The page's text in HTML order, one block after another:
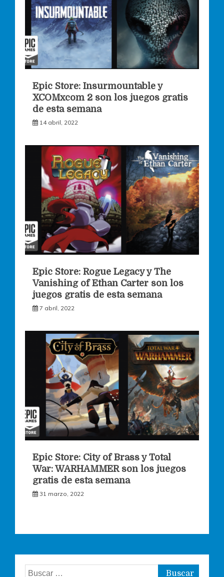
Epic Store: Insurmountable y
XCOMxcom 2 son los juegos gratis
de esta semana
14 abril, 2022
Epic Store: Rogue Legacy y The
Vanishing of Ethan Carter son los
juegos gratis de esta semana
7 abril, 2022
Epic Store: City of Brass y Total
War: WARHAMMER son los juegos
gratis de esta semana
31 marzo, 2022
Buscar: